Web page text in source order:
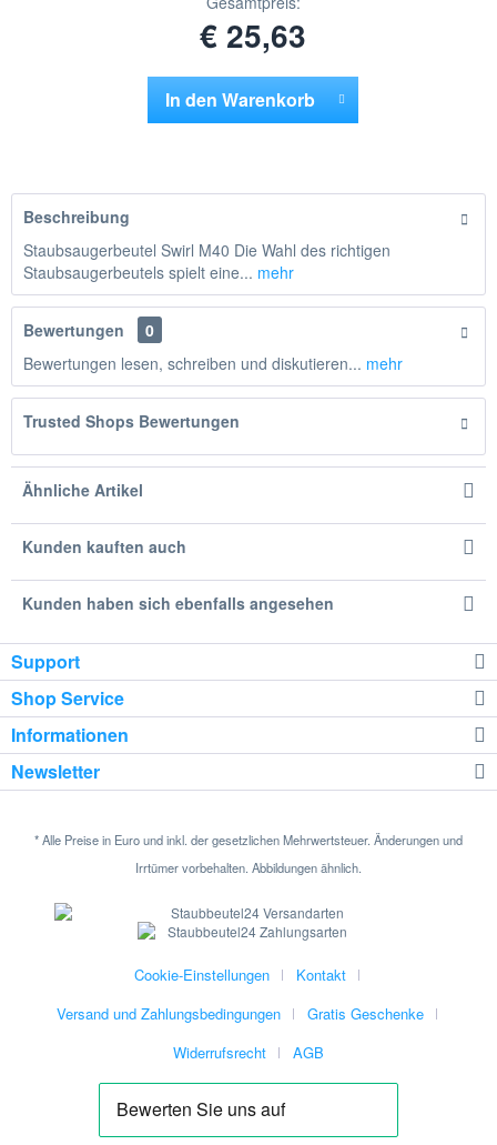
€ 25,63
In den Warenkorb
Beschreibung
Staubsaugerbeutel Swirl M40 Die Wahl des richtigen
Staubsaugerbeutels spielt eine... mehr
Bewertungen
0
Bewertungen lesen, schreiben und diskutieren... mehr
Trusted Shops Bewertungen
Ähnliche Artikel
Kunden kauften auch
Kunden haben sich ebenfalls angesehen
Support
Shop Service
Informationen
Newsletter
* Alle Preise in Euro und inkl. der gesetzlichen Mehrwertsteuer. Änderungen und
Irrtümer vorbehalten. Abbildungen ähnlich.
Cookie-Einstellungen
Kontakt
Versand und Zahlungsbedingungen
Gratis Geschenke
Widerrufsrecht
AGB